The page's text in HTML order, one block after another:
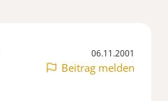
06.11.2001
Beitrag melden